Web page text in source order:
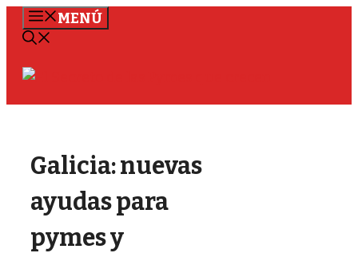
Saltar
MENÚ
Galicia: nuevas
ayudas para
pymes y